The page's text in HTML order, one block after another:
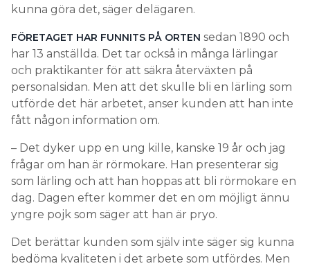
kunna göra det, säger delägaren.
FÖRETAGET HAR FUNNITS PÅ ORTEN sedan 1890 och
har 13 anställda. Det tar också in många lärlingar
och praktikanter för att säkra återväxten på
personalsidan. Men att det skulle bli en lärling som
utförde det här arbetet, anser kunden att han inte
fått någon information om.
– Det dyker upp en ung kille, kanske 19 år och jag
frågar om han är rörmokare. Han presenterar sig
som lärling och att han hoppas att bli rörmokare en
dag. Dagen efter kommer det en om möjligt ännu
yngre pojk som säger att han är pryo.
Det berättar kunden som själv inte säger sig kunna
bedöma kvaliteten i det arbete som utfördes. Men